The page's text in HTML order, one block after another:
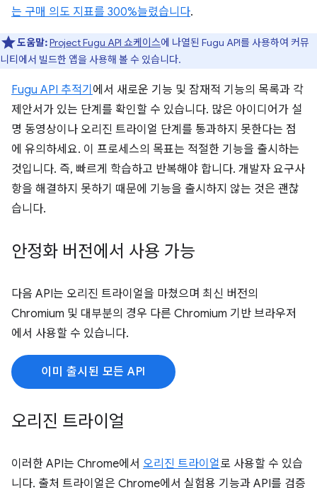
는 구매 의도 지표를 300%늘렸습니다.
도움말:Project Fugu API 쇼케이스에 나열된 Fugu API를 사용하여 커뮤
니티에서 빌드한 앱을 사용해 볼 수 있습니다.
Fugu API 추적기 에서 새로운 기능 및 잠재적 기능의 목록과 각
제안서가 있는 단계를 확인할 수 있습니다. 많은 아이디어가 설
명 동영상이나 오리진 트라이얼 단계를 통과하지 못한다는 점
에 유의하세요. 이 프로세스의 목표는 적절한 기능을 출시하는
것입니다. 즉, 빠르게 학습하고 반복해야 합니다. 개발자 요구사
항을 해결하지 못하기 때문에 기능을 출시하지 않는 것은 괜찮
습니다.
안정화 버전에서 사용 가능
다음 API는 오리진 트라이얼을 마쳤으며 최신 버전의
Chromium 및 대부분의 경우 다른 Chromium 기반 브라우저
에서 사용할 수 있습니다.
이미 출시된 모든 API
오리진 트라이얼
이러한 API는 Chrome에서 오리진 트라이얼로 사용할 수 있습
니다. 출처 트라이얼은 Chrome에서 실험용 기능과 API를 검증